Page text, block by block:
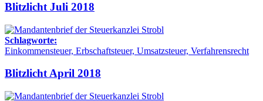
Blitzlicht Juli 2018
Schlagworte:
Einkommensteuer, Erbschaftsteuer, Umsatzsteuer, Verfahrensrecht
Blitzlicht April 2018